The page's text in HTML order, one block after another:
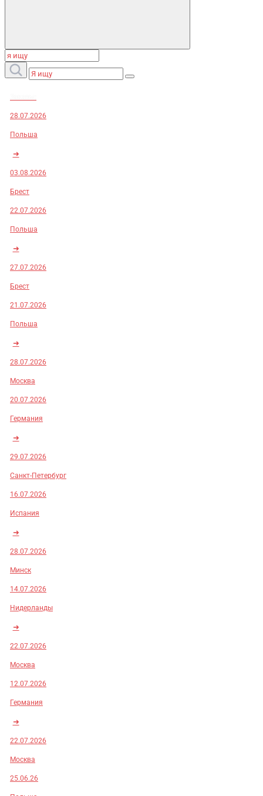
28.07.2026
Польша
➜
03.08.2026
Брест
22.07.2026
Польша
➜
27.07.2026
Брест
21.07.2026
Польша
➜
28.07.2026
Москва
20.07.2026
Германия
➜
29.07.2026
Санкт-Петербург
16.07.2026
Испания
➜
28.07.2026
Минск
14.07.2026
Нидерланды
➜
22.07.2026
Москва
12.07.2026
Германия
➜
22.07.2026
Москва
25.06.26